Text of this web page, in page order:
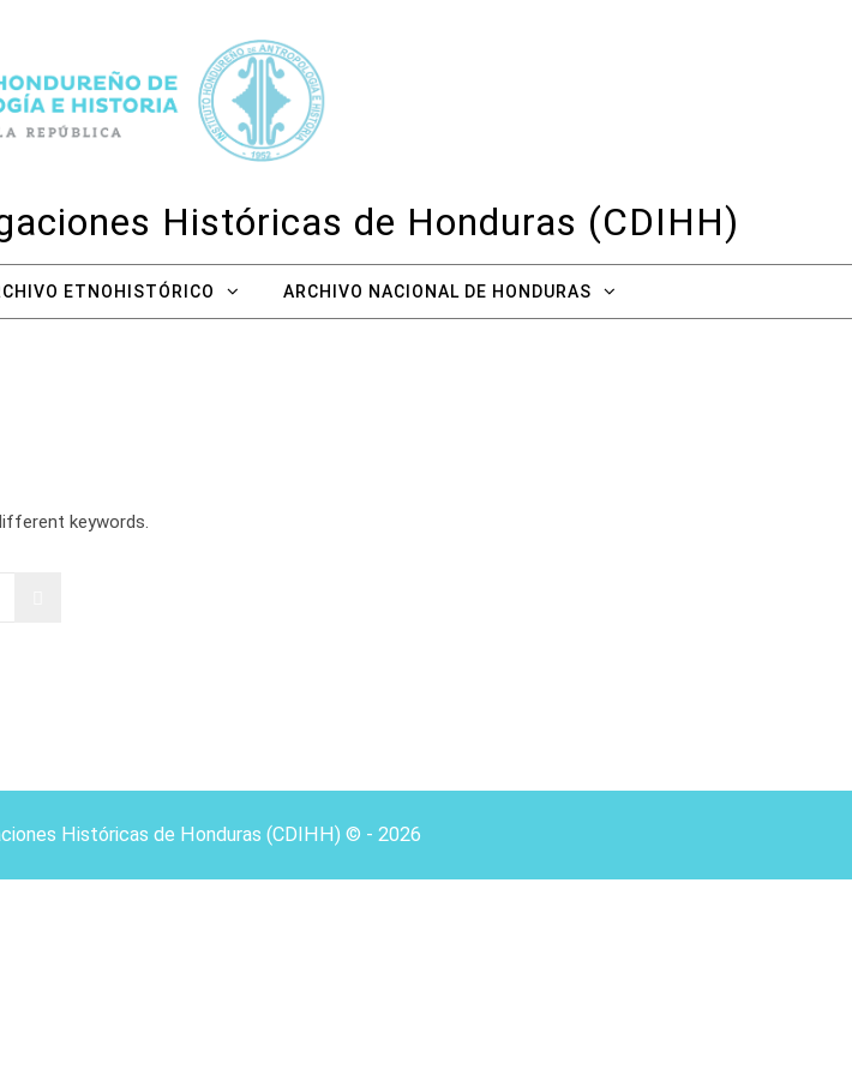
Históricas de Honduras (CDIHH)
ETNOHISTÓRICO ARCHIVO NACIONAL DE HONDURAS
keywords.
Históricas de Honduras (CDIHH) © - 2026